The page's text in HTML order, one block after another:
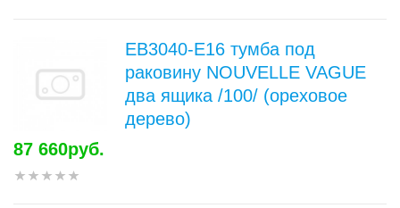
EB3040-E16 тумба под
раковину NOUVELLE VAGUE
два ящика /100/ (ореховое
дерево)
87 660руб.